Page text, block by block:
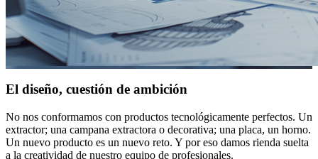
El diseño, cuestión de ambición
No nos conformamos con productos tecnológicamente perfectos. Un
extractor; una campana extractora o decorativa; una placa, un horno.
Un nuevo producto es un nuevo reto. Y por eso damos rienda suelta
a la creatividad de nuestro equipo de profesionales.